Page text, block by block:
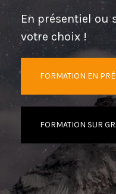
En présentiel ou
votre choix !
FORMATION EN
FORMATION SUR